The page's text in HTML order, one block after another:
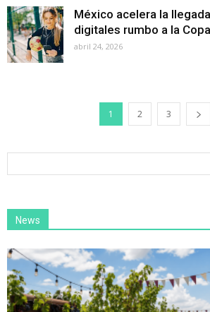
México acelera la
digitales rumbo a la
abril 24, 2026
1 2 3
News